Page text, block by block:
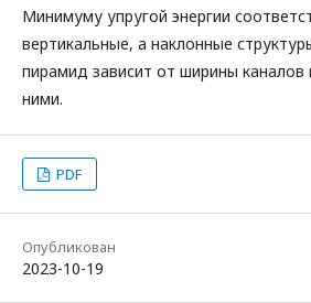
Минимуму упругой энергии
вертикальные, а наклонные
пирамид зависит от ширины
ними.
PDF
Опубликован
2023-10-19